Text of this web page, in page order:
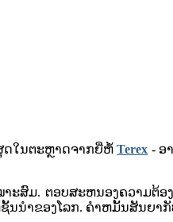
ດໃນຕະຫຼາດຈາກຍີ່ຫໍ້Terex - ອ
ະສົມ. ຕອບສະຫນອງຄວາມຕ້
ນໍາຂອງໂລກ. ຄໍາຫມັ້ນສັນຍາ